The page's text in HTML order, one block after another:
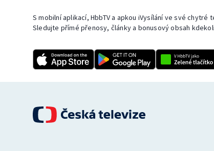
S mobilní aplikací, HbbTV a apkou iVysílání ve své
Sledujte přímé přenosy, články a bonusový obsah